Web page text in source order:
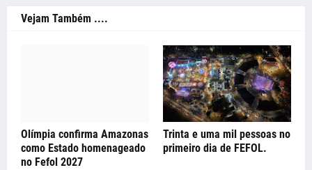
Vejam Também ....
Olímpia confirma Amazonas
como Estado homenageado
no Fefol 2027
Trinta e uma mil pessoas no
primeiro dia de FEFOL.